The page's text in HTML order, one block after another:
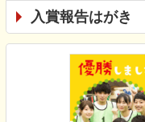
入賞報告はがき